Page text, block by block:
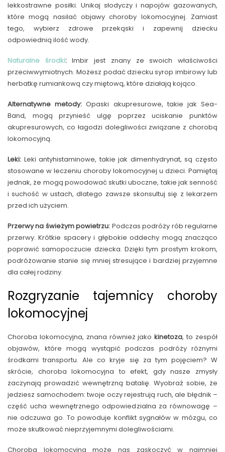
lekkostrawne posiłki. Unikaj słodyczy i napojów gazowanych,
które mogą nasilać objawy choroby lokomocyjnej. Zamiast
tego, wybierz zdrowe przekąski i zapewnij dziecku
odpowiednią ilość wody.
Naturalne środki:Imbir jest znany ze swoich właściwości
przeciwwymiotnych. Możesz podać dziecku syrop imbirowy lub
herbatkę rumiankową czy miętową, które działają kojąco.
Alternatywne metody: Opaski akupresurowe, takie jak Sea-
Band, mogą przynieść ulgę poprzez uciskanie punktów
akupresurowych, co łagodzi dolegliwości związane z chorobą
lokomocyjną.
Leki: Leki antyhistaminowe, takie jak dimenhydrynat, są często
stosowane w leczeniu choroby lokomocyjnej u dzieci. Pamiętaj
jednak, że mogą powodować skutki uboczne, takie jak senność
i suchość w ustach, dlatego zawsze skonsultuj się z lekarzem
przed ich użyciem.
Przerwy na świeżym powietrzu: Podczas podróży rób regularne
przerwy. Krótkie spacery i głębokie oddechy mogą znacząco
poprawić samopoczucie dziecka. Dzięki tym prostym krokom,
podróżowanie stanie się mniej stresujące i bardziej przyjemne
dla całej rodziny.
Rozgryzanie tajemnicy choroby
lokomocyjnej
Choroba lokomocyjna, znana również jakokinetoza, to zespół
objawów, które mogą wystąpić podczas podróży różnymi
środkami transportu. Ale co kryje się za tym pojęciem? W
skrócie, choroba lokomocyjna to efekt, gdy nasze zmysły
zaczynają prowadzić wewnętrzną batalię. Wyobraź sobie, że
jedziesz samochodem: twoje oczy rejestrują ruch, ale błędnik –
część ucha wewnętrznego odpowiedzialna za równowagę –
nie odczuwa go. To powoduje konflikt sygnałów w mózgu, co
może skutkować nieprzyjemnymi dolegliwościami.
Choroba lokomocyjna może nas zaskoczyć w najmniej